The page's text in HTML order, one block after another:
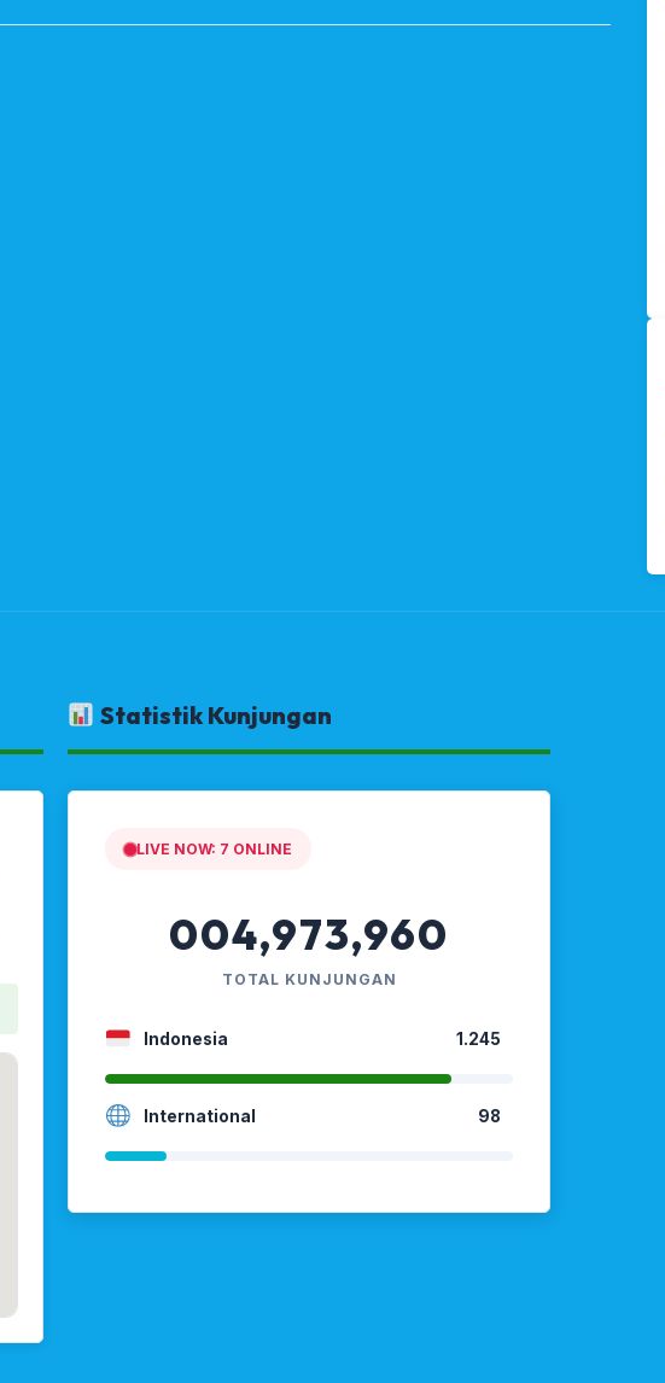
Statistik Kunjungan
LIVE NOW: 7 ONLINE
004,973,960
TOTAL KUNJUNGAN
Indonesia 1.245
International 98